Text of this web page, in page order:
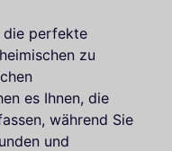
die perfekte
zu
es Ihnen, die
während Sie
und